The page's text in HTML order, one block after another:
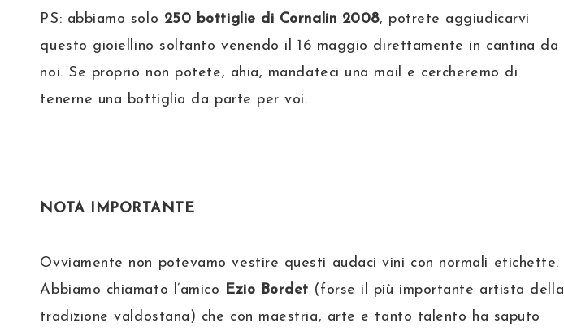
PS: abbiamo solo 250 bottiglie di Cornalin 2008, potrete aggiudicarvi
questo gioiellino soltanto venendo il 16 maggio direttamente in cantina da
noi. Se proprio non potete, ahia, mandateci una mail e cercheremo di
tenerne una bottiglia da parte per voi.
NOTA IMPORTANTE
Ovviamente non potevamo vestire questi audaci vini con normali etichette.
Abbiamo chiamato l’amico
Ezio Bordet (forse il più importante artista della
tradizione valdostana) che con maestria, arte e tanto talento ha saputo